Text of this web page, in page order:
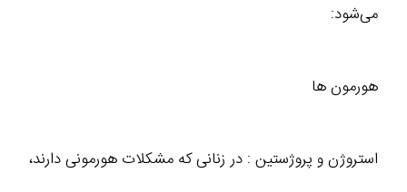
می‌شود:
هورمون‌ ها
استروژن و پروژستین : در زنانی که مشکلات هورمونی دارند،